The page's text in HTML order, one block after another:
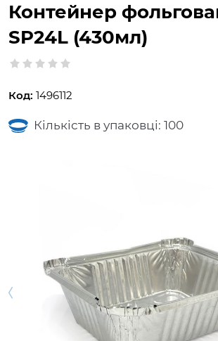
Контейнер
SP24L (430мл)
Код: 1496112
Кількість в упаковці: 100